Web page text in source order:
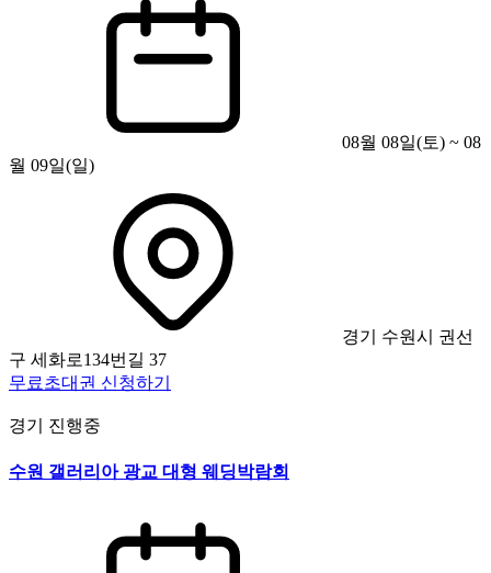
08월 08일(토) ~ 08
월 09일(일)
경기 수원시 권선
구 세화로134번길 37
무료초대권 신청하기
경기 진행중
수원 갤러리아 광교 대형 웨딩박람회